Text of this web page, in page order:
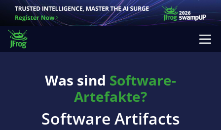
Was sind Software-
Artefakte?
Software Artifacts